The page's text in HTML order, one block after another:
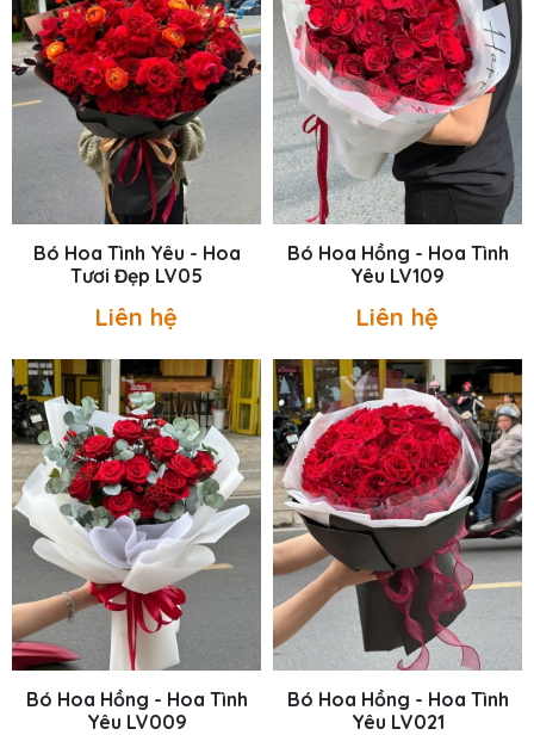
Bó Hoa Tình Yêu - Hoa
Tươi Đẹp LV05
Liên hệ
Bó Hoa Hồng - Hoa Tình
Yêu LV109
Liên hệ
Bó Hoa Hồng - Hoa Tình
Yêu LV009
Bó Hoa Hồng - Hoa Tình
Yêu LV021